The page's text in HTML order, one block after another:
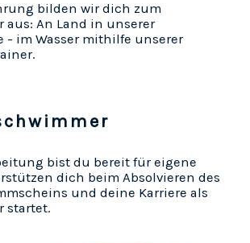
bilden wir dich zum
aus: An Land in unserer
- im Wasser mithilfe unserer
bist du bereit für eigene
dich beim Absolvieren des
und deine Karriere als
startet.